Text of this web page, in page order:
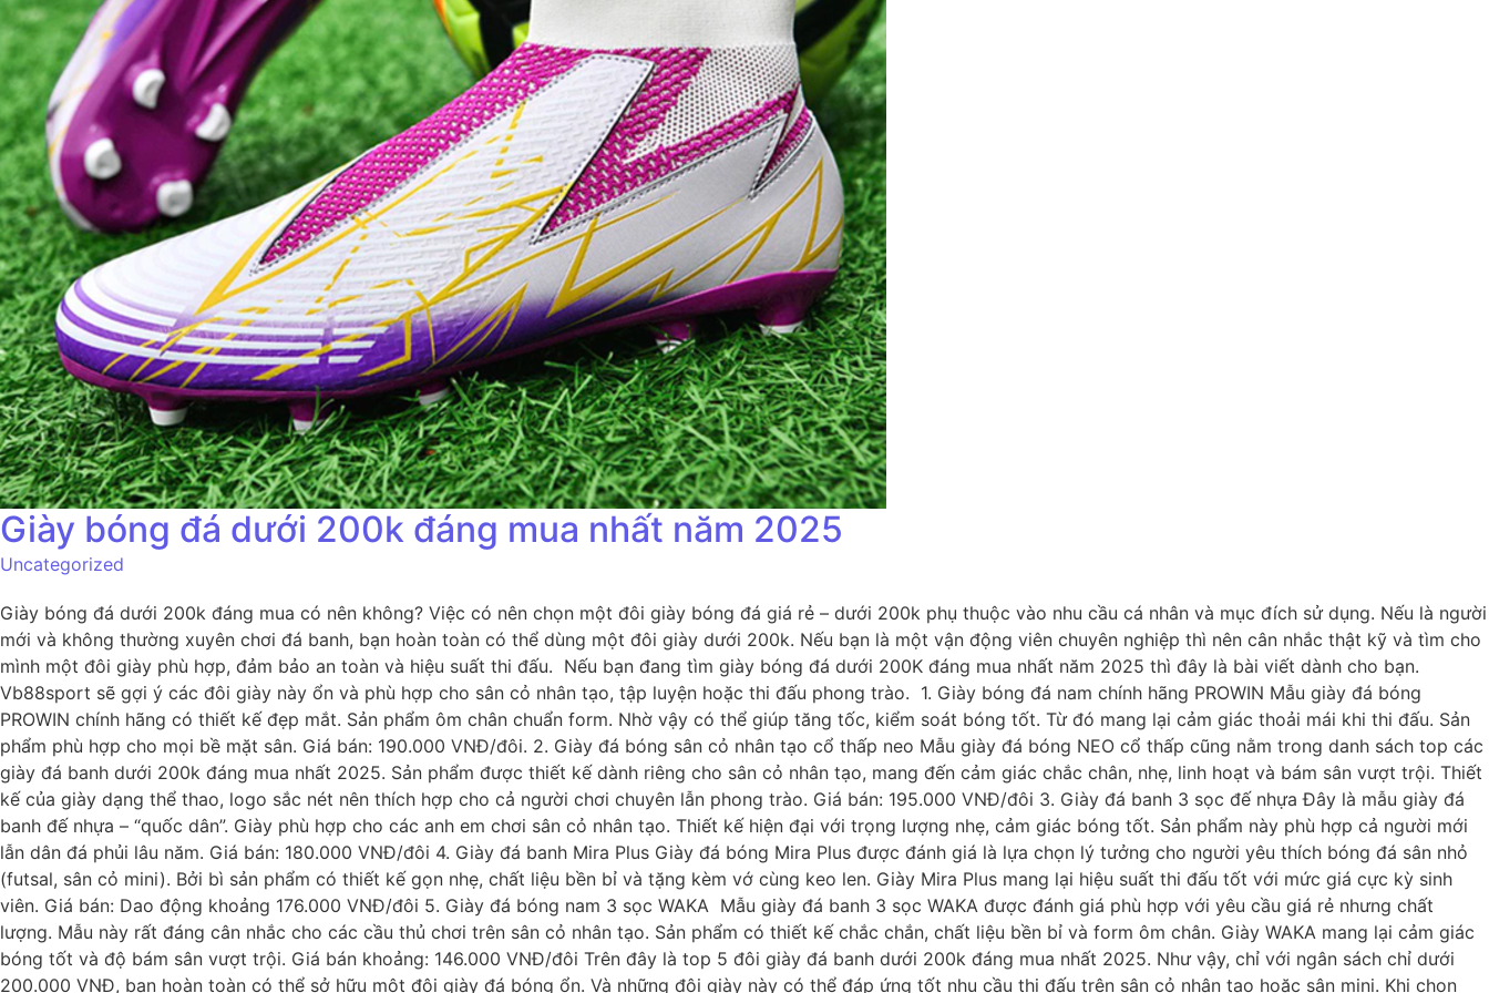
Giày bóng đá dưới 200k đáng mua nhất năm 2025
Uncategorized
Giày bóng đá dưới 200k đáng mua có nên không? Việc có nên chọn một đôi giày bóng đá giá rẻ – dưới 200k phụ thuộc vào nhu cầu cá nhân và mục đích sử dụng. Nếu là người
mới và không thường xuyên chơi đá banh, bạn hoàn toàn có thể dùng một đôi giày dưới 200k. Nếu bạn là một vận động viên chuyên nghiệp thì nên cân nhắc thật kỹ và tìm cho
mình một đôi giày phù hợp, đảm bảo an toàn và hiệu suất thi đấu. Nếu bạn đang tìm giày bóng đá dưới 200K đáng mua nhất năm 2025 thì đây là bài viết dành cho bạn.
Vb88sport sẽ gợi ý các đôi giày này ổn và phù hợp cho sân cỏ nhân tạo, tập luyện hoặc thi đấu phong trào. 1. Giày bóng đá nam chính hãng PROWIN Mẫu giày đá bóng
PROWIN chính hãng có thiết kế đẹp mắt. Sản phẩm ôm chân chuẩn form. Nhờ vậy có thể giúp tăng tốc, kiểm soát bóng tốt. Từ đó mang lại cảm giác thoải mái khi thi đấu. Sản
phẩm phù hợp cho mọi bề mặt sân. Giá bán: 190.000 VNĐ/đôi. 2. Giày đá bóng sân cỏ nhân tạo cổ thấp neo Mẫu giày đá bóng NEO cổ thấp cũng nằm trong danh sách top các
giày đá banh dưới 200k đáng mua nhất 2025. Sản phẩm được thiết kế dành riêng cho sân cỏ nhân tạo, mang đến cảm giác chắc chân, nhẹ, linh hoạt và bám sân vượt trội. Thiết
kế của giày dạng thể thao, logo sắc nét nên thích hợp cho cả người chơi chuyên lẫn phong trào. Giá bán: 195.000 VNĐ/đôi 3. Giày đá banh 3 sọc đế nhựa Đây là mẫu giày đá
banh đế nhựa – “quốc dân”. Giày phù hợp cho các anh em chơi sân cỏ nhân tạo. Thiết kế hiện đại với trọng lượng nhẹ, cảm giác bóng tốt. Sản phẩm này phù hợp cả người mới
lẫn dân đá phủi lâu năm. Giá bán: 180.000 VNĐ/đôi 4. Giày đá banh Mira Plus Giày đá bóng Mira Plus được đánh giá là lựa chọn lý tưởng cho người yêu thích bóng đá sân nhỏ
(futsal, sân cỏ mini). Bởi bì sản phẩm có thiết kế gọn nhẹ, chất liệu bền bỉ và tặng kèm vớ cùng keo len. Giày Mira Plus mang lại hiệu suất thi đấu tốt với mức giá cực kỳ sinh
viên. Giá bán: Dao động khoảng 176.000 VNĐ/đôi 5. Giày đá bóng nam 3 sọc WAKA Mẫu giày đá banh 3 sọc WAKA được đánh giá phù hợp với yêu cầu giá rẻ nhưng chất
lượng. Mẫu này rất đáng cân nhắc cho các cầu thủ chơi trên sân cỏ nhân tạo. Sản phẩm có thiết kế chắc chắn, chất liệu bền bỉ và form ôm chân. Giày WAKA mang lại cảm giác
bóng tốt và độ bám sân vượt trội. Giá bán khoảng: 146.000 VNĐ/đôi Trên đây là top 5 đôi giày đá banh dưới 200k đáng mua nhất 2025. Như vậy, chỉ với ngân sách chỉ dưới
200.000 VNĐ, bạn hoàn toàn có thể sở hữu một đôi giày đá bóng ổn. Và những đôi giày này có thể đáp ứng tốt nhu cầu thi đấu trên sân cỏ nhân tạo hoặc sân mini. Khi chọn